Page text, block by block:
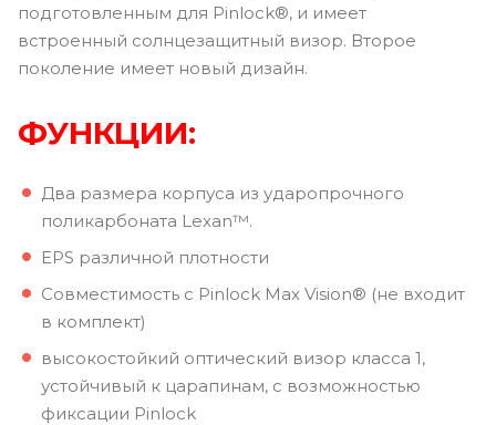
подготовленным для Pinlock®, и имеет
встроенный солнцезащитный визор. Второе
поколение имеет новый дизайн.
ФУНКЦИИ:
Два размера корпуса из ударопрочного
поликарбоната Lexan™.
EPS различной плотности
Совместимость с Pinlock Max Vision® (не входит
в комплект)
высокостойкий оптический визор класса 1,
устойчивый к царапинам, с возможностью
фиксации Pinlock